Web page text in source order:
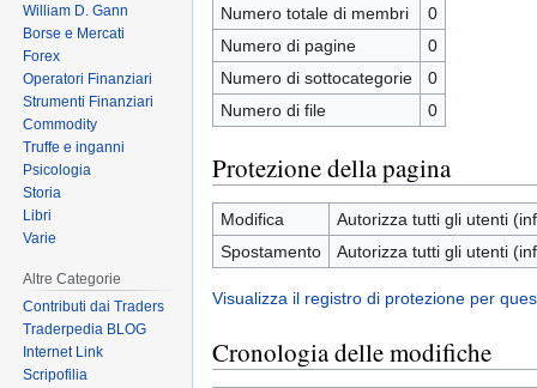
Numero totale di membri
0
Numero di pagine
0
Numero di sottocategorie
0
Numero di file
0
Protezione della pagina
Modifica
Autorizza tutti gli utenti
Spostamento
Autorizza tutti gli utenti
Visualizza il registro di protezione per
Cronologia delle modifiche
William D. Gann
Borse e Mercati
Forex
Operatori Finanziari
Strumenti Finanziari
Commodity
Truffe e inganni
Psicologia
Storia
Libri
Varie
Altre Categorie
Contributi dai Traders
Traderpedia BLOG
Internet Link
Scripofilia